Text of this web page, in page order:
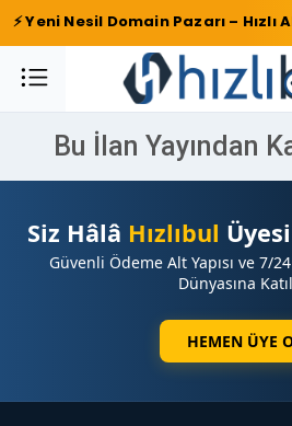
⚡ Yeni Nesil Domain Pazarı – Hızlı
Bu İlan Yayından
Siz Hâlâ Hızlıbul
Güvenli Ödeme Alt Yapısı ve 7/
Dünyasına
HEMEN ÜYE